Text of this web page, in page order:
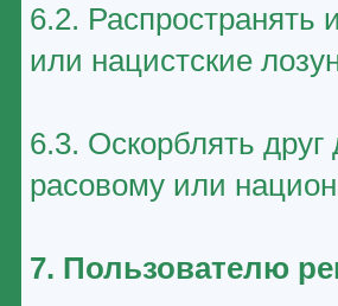
6.2.
или нацистские
6.3. Оскорблять
расовому или
7. Пользователю